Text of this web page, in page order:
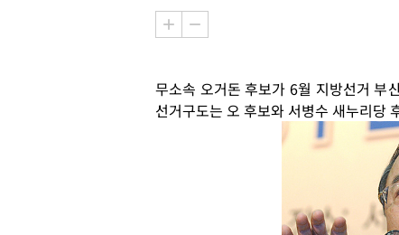
무소속 오거돈 후보가 6월 지방선거 부
선거구도는 오 후보와 서병수 새누리당